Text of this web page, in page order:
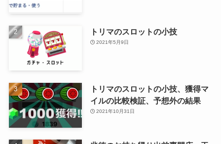
トリマのスロットの小技
2021年5月9日
トリマのスロットの小技、獲得マ
イルの比較検証、予想外の結果
2021年10月31日